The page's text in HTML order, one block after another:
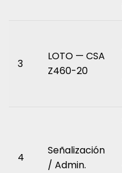
3
LOTO — CSA
Z460-20
4
Señalización
/ Admin.